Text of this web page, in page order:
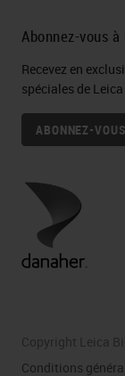
Abonnez-vous
Recevez en
spéciales de
ABONNEZ-
Copyright Leica
Conditions